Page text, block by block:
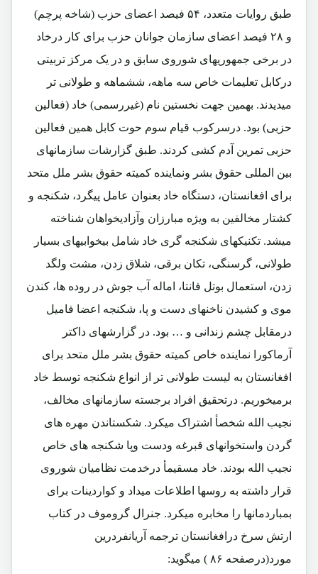
طبق روایات متعدد، ۵۴ فیصد اعضای حزب (شاخه پرچم)
و ۲۸ فیصد اعضای سازمان جوانان حزب برای کار درخاد
در برخی جمهوریهای شوروی سابق و در یک مرکز تربیتی
درکابل تعلیمات خاص سه ماهه، ششماهه و طولانی تر
میدیدند. بهمین جهت نخستین نام (غیررسمی) خاد (فعالین
حزبی) بود. درسرکوب قیام سوم حوت کابل همین فعالین
حزبی تمرین آدم کشی کردند. طبق گزارشات سازمانهای
بین المللی حقوق بشر ونماینده کمیته حقوق بشر ملل متحد
برای افغانستان، دستگاه خاد بعنوان عامل پیگرد، شکنجه و
کشتار مخالفین به ویژه مبارزان وآزادیخواهان شناخته
میشد. تکنیکهای شکنجه گری خاد شامل بیخوابیهای بسیار
طولانی، گرسنگی، تکان برقی، شلاق زدن، مشت ولگد
زدن، استعمال بوتل فانتا، اماله آب جوش در روده ها، کندن
موی و کشیدن ناخنهای دست و پا، شکنجه اعضا فامیل
درمقابل چشم زندانی و … بود. در گزارشهای داکتر
آرماکورا نماینده خاص کمیته حقوق بشر ملل متحد برای
افغانستان به لیست طولانی تر از انواع شکنجه توسط خاد
برمیخوریم. درتحقیق افراد برجسته سازمانهای مخالف،
نجیب الله شخصأ اشتراک میکرد. شکستاندن مهره های
گردن واستخوانهای قبرغه ودست وپا شکنجه های خاص
نجیب الله بودند. خاد مسقیمأ درخدمت نظامیان شوروی
قرار داشته به روسها اطلاعات میداد و کواردینات برای
بمباردمانها را مخابره میکرد. جنرال گروموف در کتاب
ارتش سرخ درافغانستان ترجمه آریانفردرین
مورد(درصفحه ۸۶ ) میگوید: